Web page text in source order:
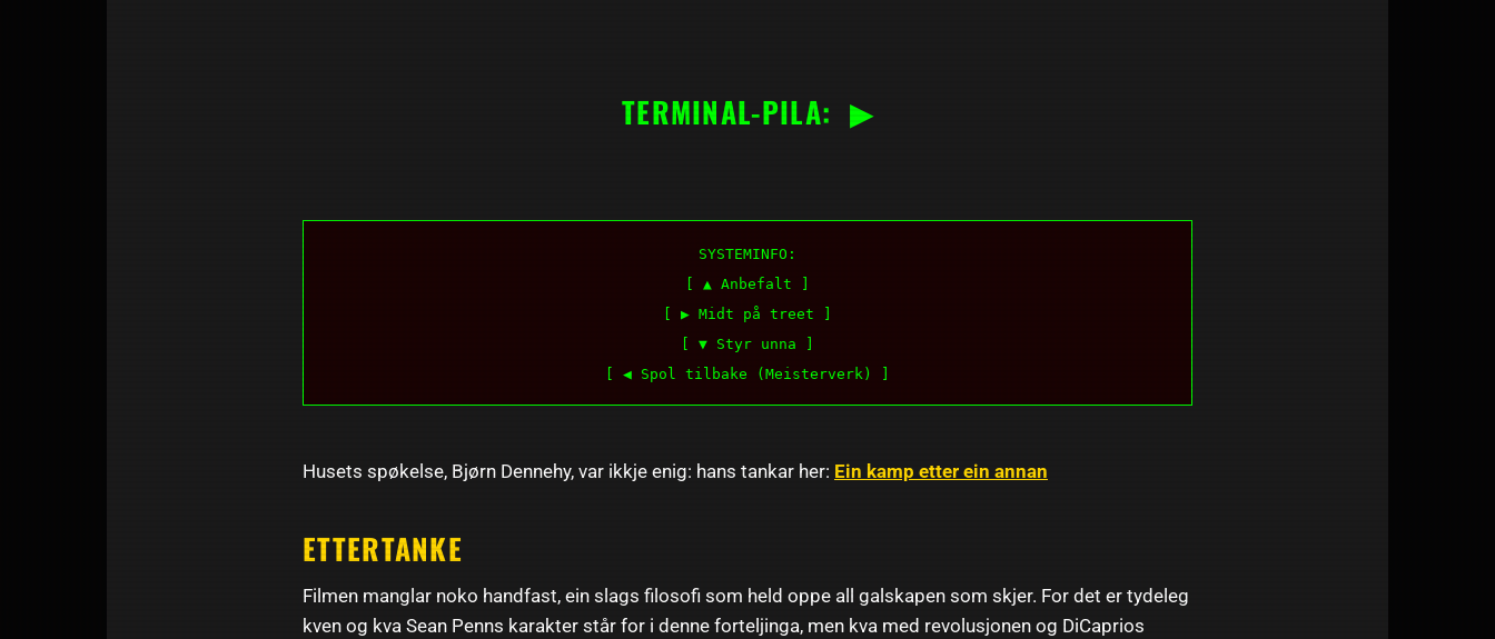
TERMINAL-PILA: ▶
SYSTEMINFO:
[ ▲ Anbefalt ]
[ ▶ Midt på treet ]
[ ▼ Styr unna ]
[ ◀ Spol tilbake (Meisterverk) ]
Husets spøkelse, Bjørn Dennehy, var ikkje enig: hans tankar her: Ein kamp etter ein annan
ETTERTANKE
Filmen manglar noko handfast, ein slags filosofi som held oppe all galskapen som skjer. For det er tydeleg
kven og kva Sean Penns karakter står for i denne forteljinga, men kva med revolusjonen og DiCaprios